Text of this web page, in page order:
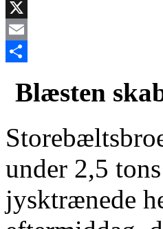
Facebook
X
Email
Blæsten
under 2,5
jysktrænede